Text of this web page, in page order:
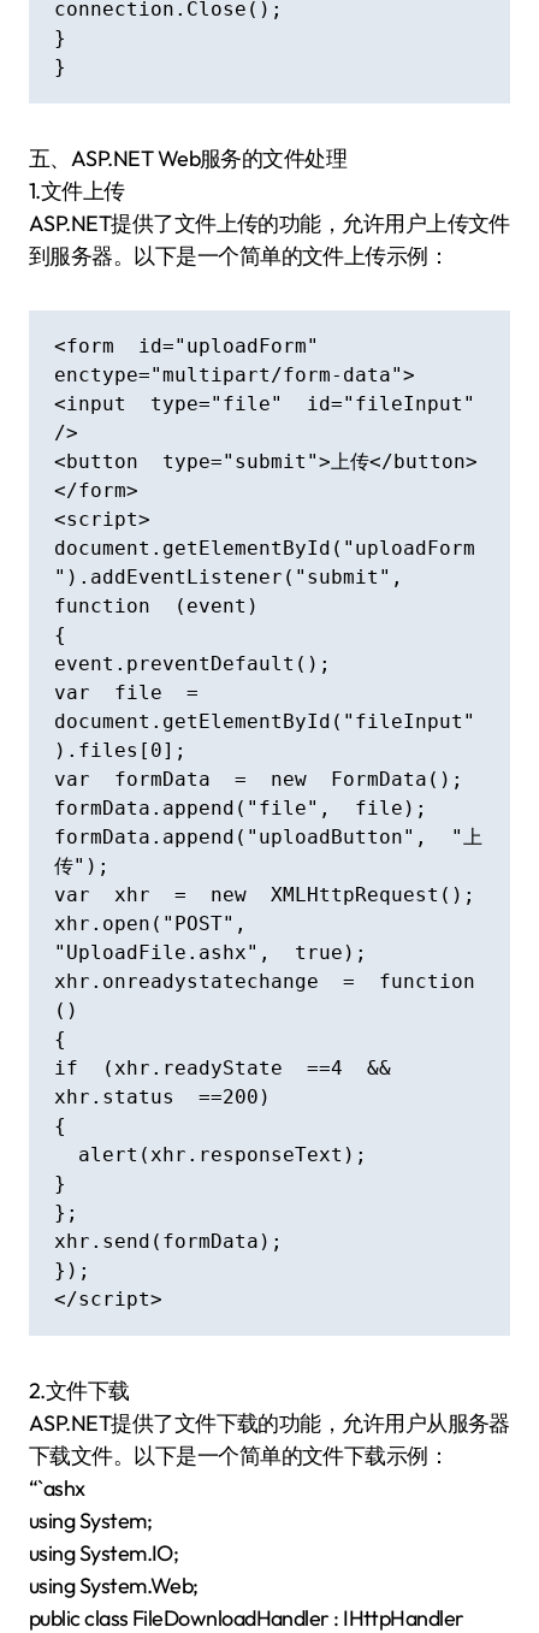
connection.Close();
}
}
五、ASP.NET Web服务的文件处理
1.文件上传
ASP.NET提供了文件上传的功能，允许用户上传文件
到服务器。以下是一个简单的文件上传示例：
<form  id="uploadForm"
enctype="multipart/form-data">
<input  type="file"  id="fileInput"
/>
<button  type="submit">上传</button>
</form>
<script>
document.getElementById("uploadForm
").addEventListener("submit",
function  (event)
{
event.preventDefault();
var  file  =
document.getElementById("fileInput"
).files[0];
var  formData  =  new  FormData();
formData.append("file",  file);
formData.append("uploadButton",  "上
传");
var  xhr  =  new  XMLHttpRequest();
xhr.open("POST",
"UploadFile.ashx",  true);
xhr.onreadystatechange  =  function
()
{
if  (xhr.readyState  ==4  &&
xhr.status  ==200)
{
}
};
xhr.send(formData);
});
</script>
2.文件下载
ASP.NET提供了文件下载的功能，允许用户从服务器
下载文件。以下是一个简单的文件下载示例：
“`ashx
using System;
using System.IO;
using System.Web;
public class FileDownloadHandler : IHttpHandler